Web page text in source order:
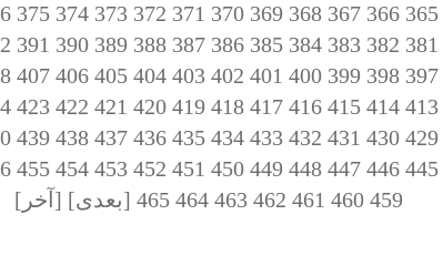
365
366
367
368
369
370
371
372
373
374
375
381
382
383
384
385
386
387
388
389
390
391
397
398
399
400
401
402
403
404
405
406
407
413
414
415
416
417
418
419
420
421
422
423
429
430
431
432
433
434
435
436
437
438
439
445
446
447
448
449
450
451
452
453
454
455
459
460
461
462
463
464
465 [بعدی] [آخر]